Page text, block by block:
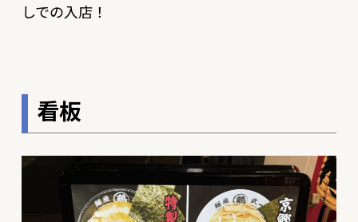
しでの入店！
看板